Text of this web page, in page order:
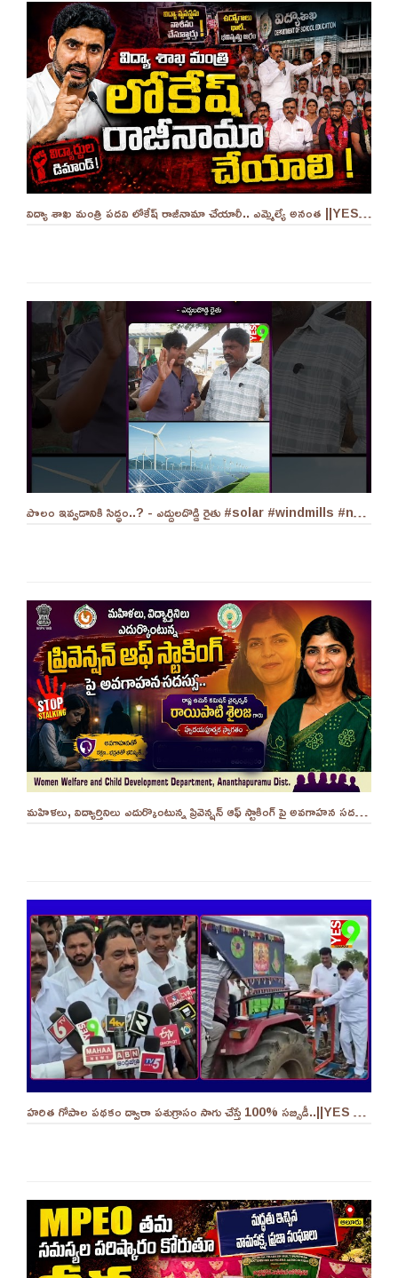
విద్యా శాఖ మంత్రి పదవి లోకేష్ రాజీనామా చేయాలీ.. ఎమ్మెల్యే అనంత ||YES 9TV
పొలం ఇవ్వడానికి సిద్ధం..? - ఎద్దులదొడ్డి రైతు #solar #windmills #naralokesh #solarenergy
మహిళలు, విద్యార్తినిలు ఎదుర్కొంటున్న ప్రివెన్షన్ ఆఫ్ స్టాకింగ్ పై అవగాహన సదస్సు.. - ||YES 9TV
హరిత గోపాల పథకం ద్వారా పశుగ్రాసం సాగు చేస్తే 100% సబ్సిడీ..||YES 9TV